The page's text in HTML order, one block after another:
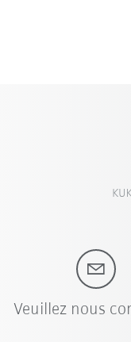
Veuillez nous